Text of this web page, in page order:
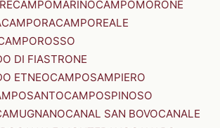
CAMPOMARINOCAMPOMORONE
CAMPORACAMPOREALE
DI FIASTRONE
ETNEOCAMPOSAMPIERO
CAMPOSPINOSO
CANAL SAN BOVOCANALE